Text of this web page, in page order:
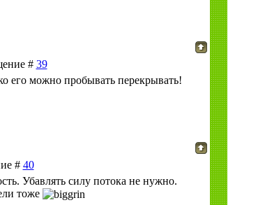
# 39
его можно пробывать перекрывать!
# 40
Убавлять силу потока не нужно.
тоже